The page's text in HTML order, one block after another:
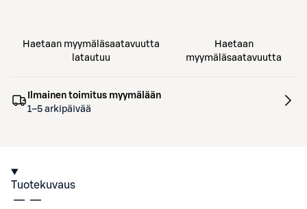
Haetaan myymäläsaatavuutta
latautuu
Haetaan
myymäläsaatavuutta
Ilmainen toimitus myymälään
1–5 arkipäivää
Tuotekuvaus